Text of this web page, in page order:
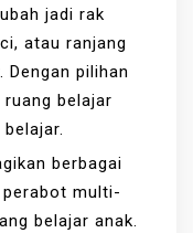
jadi rak
atau ranjang
Dengan pilihan
belajar
berbagai
multi-
belajar anak.